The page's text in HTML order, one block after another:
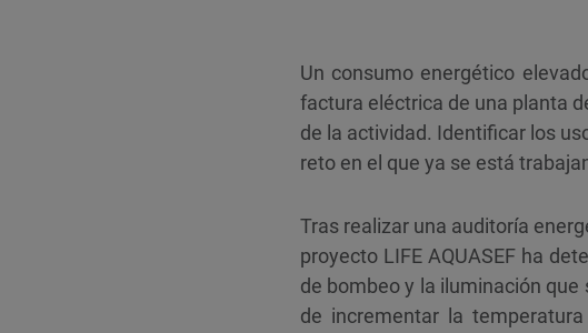
Un consumo energético
factura eléctrica de una planta
de la actividad. Identificar los
reto en el que ya se está
Tras realizar una auditoría
proyecto LIFE AQUASEF ha
de bombeo y la iluminación
de incrementar la